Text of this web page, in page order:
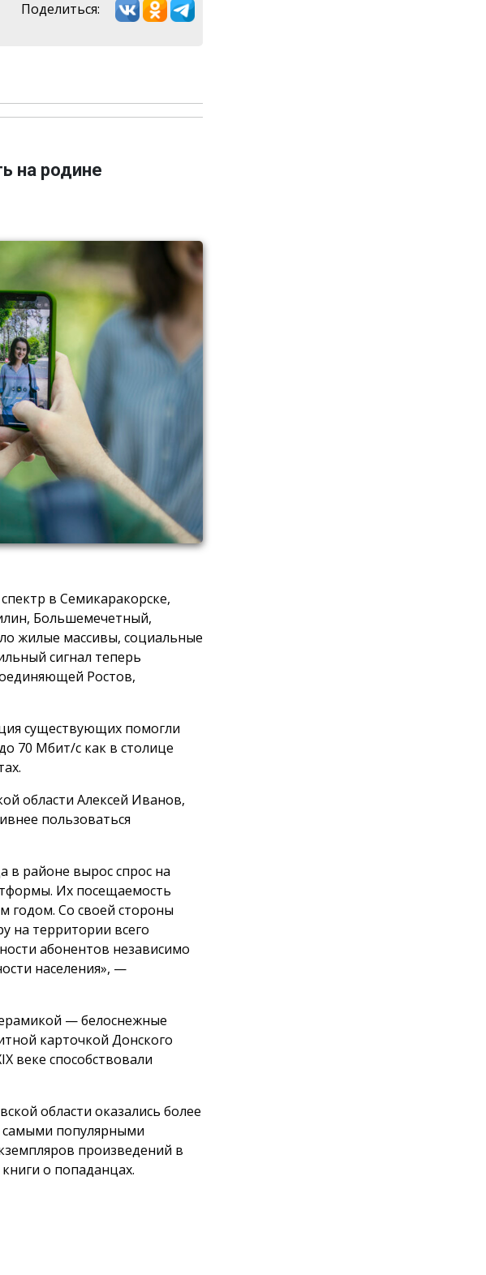
Поделиться:
на родине
в Семикаракорске,
Большемечетный,
жилые массивы, социальные
сигнал теперь
Ростов,
существующих помогли
70 Мбит/с как в столице
области Алексей Иванов,
пользоваться
в районе вырос спрос на
Их посещаемость
годом. Со своей стороны
на территории всего
абонентов независимо
населения», —
— белоснежные
карточкой Донского
веке способствовали
области оказались более
самыми популярными
произведений в
о попаданцах.